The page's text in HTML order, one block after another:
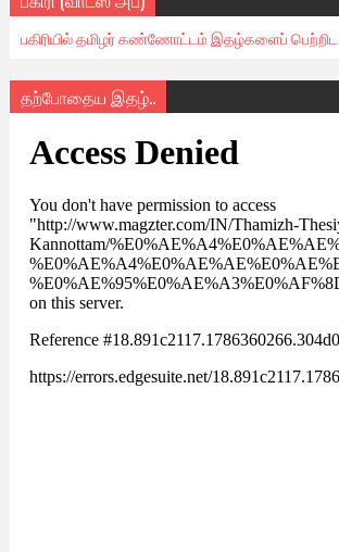
பகிரியில் தமிழர் கண்ணோட்டம் இதழ்களைப் பெற்றிட
தற்போதைய இதழ்..